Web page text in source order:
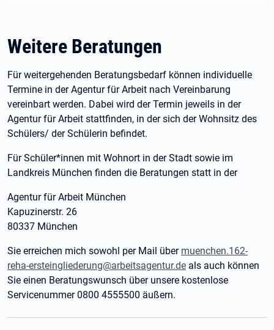
Weitere Beratungen
Für weitergehenden Beratungsbedarf können individuelle
Termine in der Agentur für Arbeit nach Vereinbarung
vereinbart werden. Dabei wird der Termin jeweils in der
Agentur für Arbeit stattfinden, in der sich der Wohnsitz des
Schülers/ der Schülerin befindet.
Für Schüler*innen mit Wohnort in der Stadt sowie im
Landkreis München finden die Beratungen statt in der
Agentur für Arbeit München
Kapuzinerstr. 26
80337 München
Sie erreichen mich sowohl per Mail über muenchen.162-
reha-ersteingliederung@arbeitsagentur.de als auch können
Sie einen Beratungswunsch über unsere kostenlose
Servicenummer 0800 4555500 äußern.